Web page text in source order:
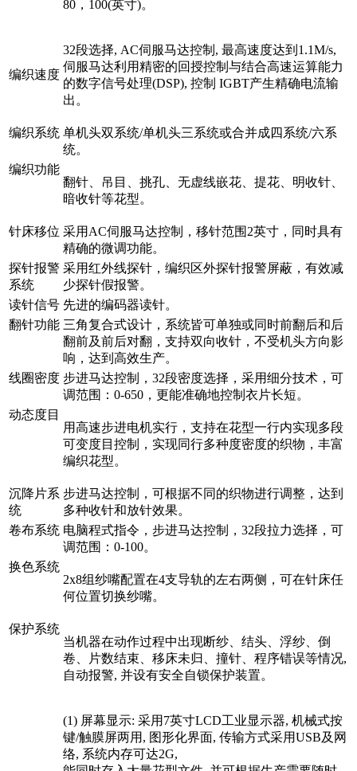
80，100(英寸)。
编织速度
32段选择, AC伺服马达控制, 最高速度达到1.1M/s,
伺服马达利用精密的回授控制与结合高速运算能力
的数字信号处理(DSP), 控制 IGBT产生精确电流输
出。
编织系统 单机头双系统/单机头三系统或合并成四系统/六系
统。
编织功能
翻针、吊目、挑孔、无虚线嵌花、提花、明收针、
暗收针等花型。
针床移位 采用AC伺服马达控制，移针范围2英寸，同时具有
精确的微调功能。
探针报警
系统
采用红外线探针，编织区外探针报警屏蔽，有效减
少探针假报警。
读针信号 先进的编码器读针。
翻针功能 三角复合式设计，系统皆可单独或同时前翻后和后
翻前及前后对翻，支持双向收针，不受机头方向影
响，达到高效生产。
线圈密度 步进马达控制，32段密度选择，采用细分技术，可
调范围：0-650，更能准确地控制衣片长短。
动态度目
用高速步进电机实行，支持在花型一行内实现多段
可变度目控制，实现同行多种度密度的织物，丰富
编织花型。
沉降片系
统
步进马达控制，可根据不同的织物进行调整，达到
多种收针和放针效果。
卷布系统 电脑程式指令，步进马达控制，32段拉力选择，可
调范围：0-100。
换色系统
2x8组纱嘴配置在4支导轨的左右两侧，可在针床任
何位置切换纱嘴。
保护系统
当机器在动作过程中出现断纱、结头、浮纱、倒
卷、片数结束、移床未归、撞针、程序错误等情况,
自动报警, 并设有安全自锁保护装置。
(1) 屏幕显示: 采用7英寸LCD工业显示器, 机械式按
键/触膜屏两用, 图形化界面, 传输方式采用USB及网
络, 系统内存可达2G,